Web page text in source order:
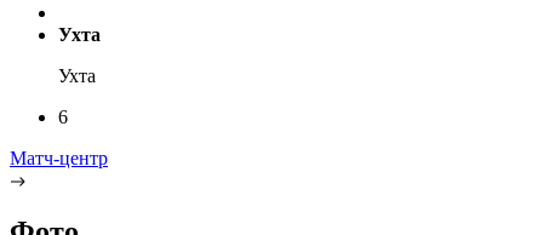
Ухта
Ухта
6
Матч-центр